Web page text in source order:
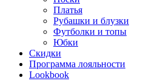
Платья
Рубашки и блузки
Футболки и топы
Юбки
Скидки
Программа лояльности
Lookbook